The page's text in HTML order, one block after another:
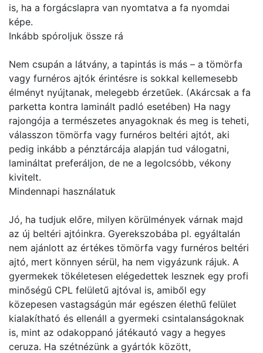
is, ha a forgácslapra van nyomtatva a fa nyomdai
képe.
Inkább spóroljuk össze rá
Nem csupán a látvány, a tapintás is más – a tömörfa
vagy furnéros ajtók érintésre is sokkal kellemesebb
élményt nyújtanak, melegebb érzetűek. (Akárcsak a fa
parketta kontra laminált padló esetében) Ha nagy
rajongója a természetes anyagoknak és meg is teheti,
válasszon tömörfa vagy furnéros beltéri ajtót, aki
pedig inkább a pénztárcája alapján tud válogatni,
lamináltat preferáljon, de ne a legolcsóbb, vékony
kivitelt.
Mindennapi használatuk
Jó, ha tudjuk előre, milyen körülmények várnak majd
az új beltéri ajtóinkra. Gyerekszobába pl. egyáltalán
nem ajánlott az értékes tömörfa vagy furnéros beltéri
ajtó, mert könnyen sérül, ha nem vigyázunk rájuk. A
gyermekek tökéletesen elégedettek lesznek egy profi
minőségű CPL felületű ajtóval is, amiből egy
közepesen vastagságún már egészen élethű felület
kialakítható és ellenáll a gyermeki csintalanságoknak
is, mint az odakoppanó játékautó vagy a hegyes
ceruza. Ha szétnézünk a gyártók között,